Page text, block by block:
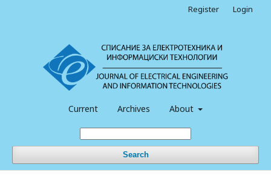
Current Archives About
Search
Register Login